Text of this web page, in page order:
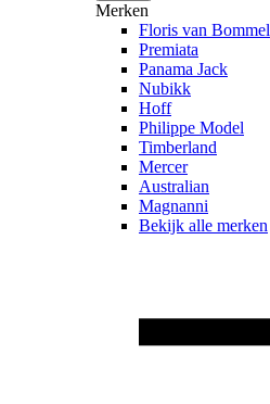
Merken
Floris van Bommel
Premiata
Panama Jack
Nubikk
Hoff
Philippe Model
Timberland
Mercer
Australian
Magnanni
Bekijk alle merken